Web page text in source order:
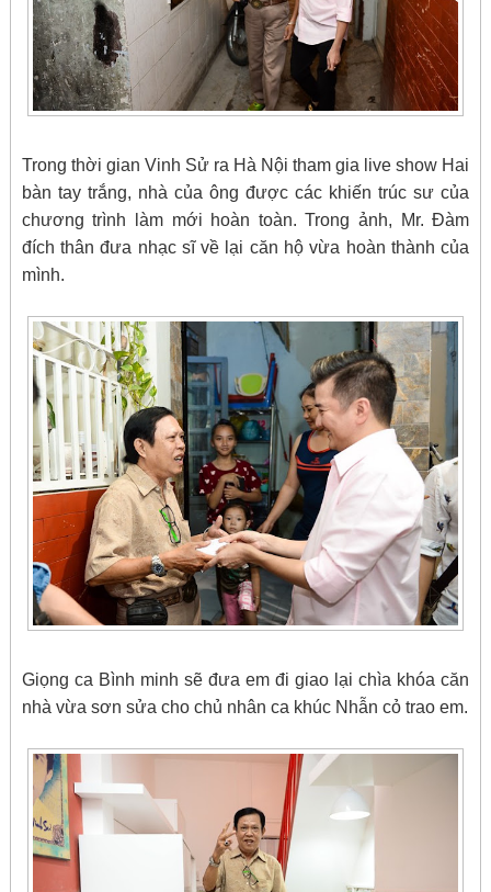
Trong thời gian Vinh Sử ra Hà Nội tham gia live show Hai
bàn tay trắng, nhà của ông được các khiến trúc sư của
chương trình làm mới hoàn toàn. Trong ảnh, Mr. Đàm
đích thân đưa nhạc sĩ về lại căn hộ vừa hoàn thành của
mình.
Giọng ca Bình minh sẽ đưa em đi giao lại chìa khóa căn
nhà vừa sơn sửa cho chủ nhân ca khúc Nhẫn cỏ trao em.